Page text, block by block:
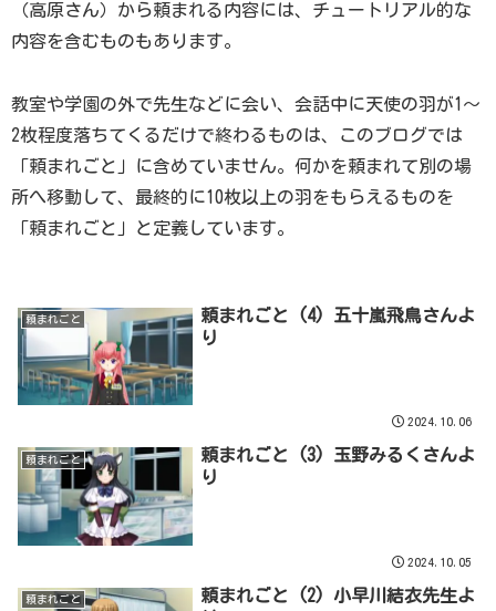
（高原さん）から頼まれる内容には、チュートリアル的な
内容を含むものもあります。
教室や学園の外で先生などに会い、会話中に天使の羽が1～
2枚程度落ちてくるだけで終わるものは、このブログでは
「頼まれごと」に含めていません。何かを頼まれて別の場
所へ移動して、最終的に10枚以上の羽をもらえるものを
「頼まれごと」と定義しています。
頼まれごと
頼まれごと (4) 五十嵐飛鳥さんよ
り
2024.10.06
頼まれごと
頼まれごと (3) 玉野みるくさんよ
り
2024.10.05
頼まれごと
頼まれごと (2) 小早川結衣先生よ